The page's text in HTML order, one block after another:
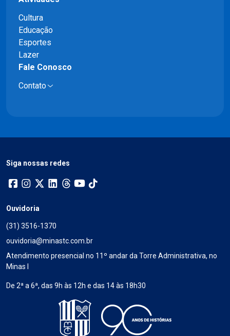
Cultura
Educação
Esportes
Lazer
Fale Conosco
Contato
Siga nossas redes
Ouvidoria
(31) 3516-1370
ouvidoria@minastc.com.br
Atendimento presencial no 11º andar da Torre Administrativa, no
Minas I
De 2ª a 6ª, das 9h às 12h e das 14 às 18h30